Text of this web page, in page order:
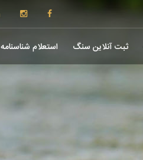
ثبت آنلاین سنگ استعلام شناسنامه